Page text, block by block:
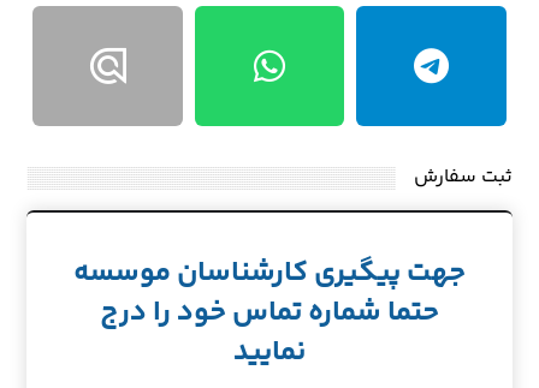
ثبت سفارش
جهت پیگیری کارشناسان موسسه
حتما شماره تماس خود را درج
نمایید